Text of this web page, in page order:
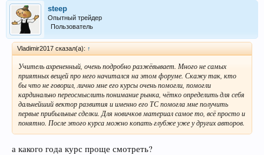
steep
Опытный трейдер
Пользователь
Vladimir2017 сказал(а): ↑
Учитель ахрененный, очень подробно разжёвывает. Много не самых
приятных вещей про него начитался на этом форуме. Скажу так, кто
бы что не говорил, лично мне его курсы очень помогли, помогли
кардинально переосмыслить понимание рынка, чётко определить для себя
дальнейший вектор развития и именно его ТС помогла мне получить
первые прибыльные сделки. Для новичков материал самое то, всё просто и
понятно. После этого курса можно копать глубже уже у других авторов.
а какого года курс проще смотреть?